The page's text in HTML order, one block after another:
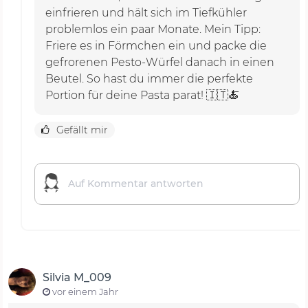
einfrieren und hält sich im Tiefkühler
problemlos ein paar Monate. Mein Tipp:
Friere es in Förmchen ein und packe die
gefrorenen Pesto-Würfel danach in einen
Beutel. So hast du immer die perfekte
Portion für deine Pasta parat! 🇮🇹🍝
Gefällt mir
Silvia M_009
vor einem Jahr